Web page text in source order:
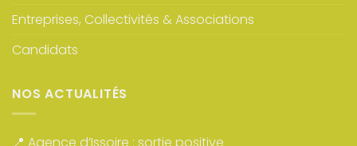
Entreprises, Collectivités & Associations
Candidats
NOS ACTUALITÉS